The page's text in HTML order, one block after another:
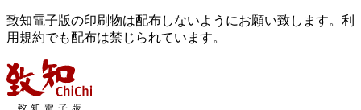
致知電子版の印刷物は配布しないようにお願い致します。利
用規約でも配布は禁じられています。